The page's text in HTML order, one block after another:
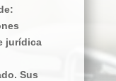
jurídica
Sus